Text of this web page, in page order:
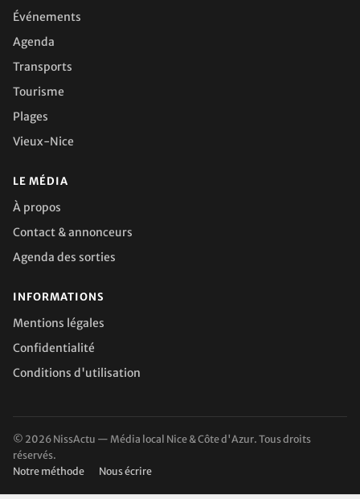
Événements
Agenda
Transports
Tourisme
Plages
Vieux-Nice
LE MÉDIA
À propos
Contact & annonceurs
Agenda des sorties
INFORMATIONS
Mentions légales
Confidentialité
Conditions d'utilisation
© 2026 NissActu — Média local Nice & Côte d'Azur. Tous droits
réservés.
Notre méthode
Nous écrire